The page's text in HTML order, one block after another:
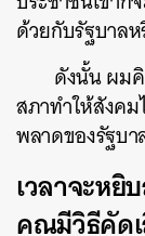
ด้วยกับรัฐบาลห
ดังนั้น ผม
สภาทำให้สังค
พลาดของรัฐบ
เวลาจะหยิ
คุณมีวิธีคัดเ